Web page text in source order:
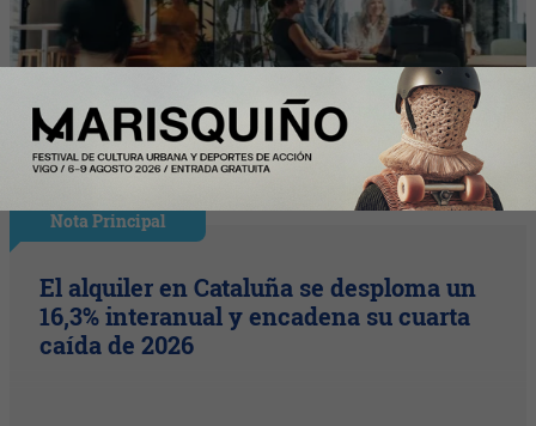
Nota Principal
El alquiler en Cataluña se desploma un
16,3% interanual y encadena su cuarta
caída de 2026